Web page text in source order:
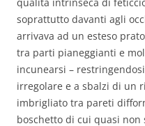
qualità intrinseca di
soprattutto davanti agli
arrivava ad un esteso
tra parti pianeggianti e
incunearsi –
irregolare e a sbalzi di un
imbrigliato tra pareti
boschetto di cui quasi